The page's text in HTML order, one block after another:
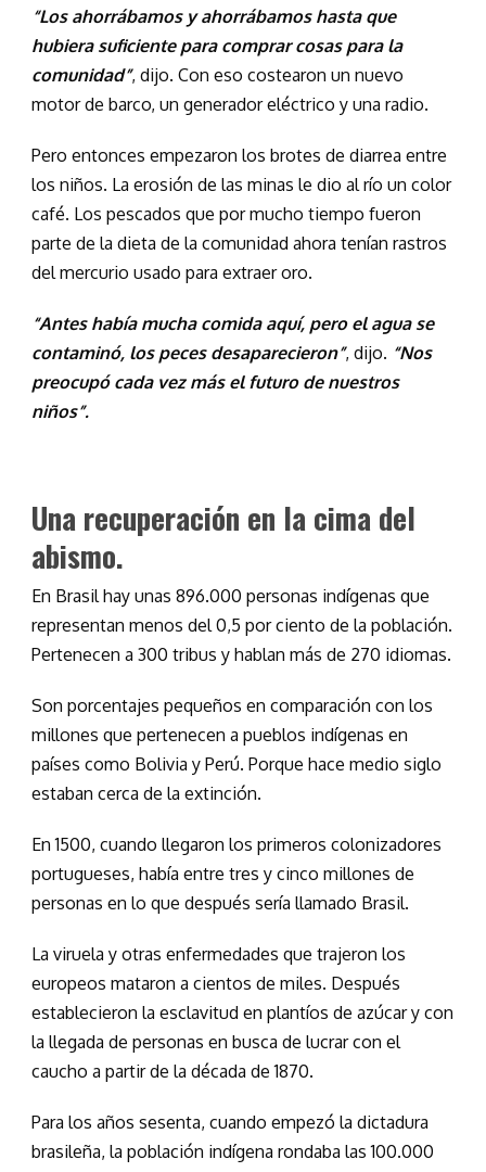
“Los ahorrábamos y ahorrábamos hasta que
hubiera suficiente para comprar cosas para la
comunidad”, dijo. Con eso costearon un nuevo
motor de barco, un generador eléctrico y una radio.
Pero entonces empezaron los brotes de diarrea entre
los niños. La erosión de las minas le dio al río un color
café. Los pescados que por mucho tiempo fueron
parte de la dieta de la comunidad ahora tenían rastros
del mercurio usado para extraer oro.
“Antes había mucha comida aquí, pero el agua se
contaminó, los peces desaparecieron”, dijo. “Nos
preocupó cada vez más el futuro de nuestros
niños”.
Una recuperación en la cima del
abismo.
En Brasil hay unas 896.000 personas indígenas que
representan menos del 0,5 por ciento de la población.
Pertenecen a 300 tribus y hablan más de 270 idiomas.
Son porcentajes pequeños en comparación con los
millones que pertenecen a pueblos indígenas en
países como Bolivia y Perú. Porque hace medio siglo
estaban cerca de la extinción.
En 1500, cuando llegaron los primeros colonizadores
portugueses, había entre tres y cinco millones de
personas en lo que después sería llamado Brasil.
La viruela y otras enfermedades que trajeron los
europeos mataron a cientos de miles. Después
establecieron la esclavitud en plantíos de azúcar y con
la llegada de personas en busca de lucrar con el
caucho a partir de la década de 1870.
Para los años sesenta, cuando empezó la dictadura
brasileña, la población indígena rondaba las 100.000